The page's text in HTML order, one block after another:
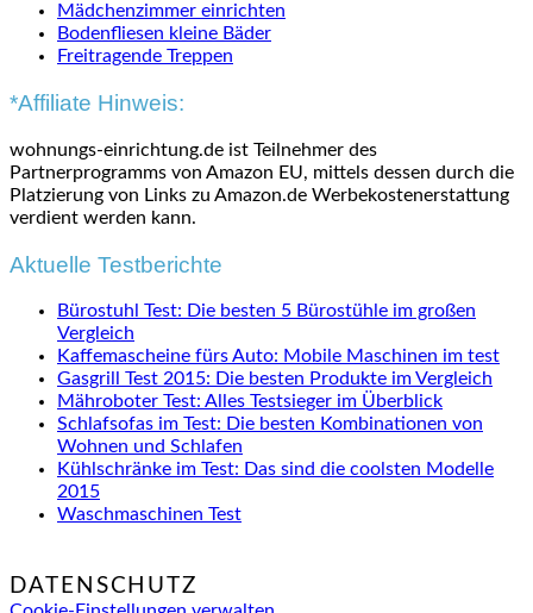
Mädchenzimmer einrichten
Bodenfliesen kleine Bäder
Freitragende Treppen
*Affiliate Hinweis:
wohnungs-einrichtung.de ist Teilnehmer des
Partnerprogramms von Amazon EU, mittels dessen durch die
Platzierung von Links zu Amazon.de Werbekostenerstattung
verdient werden kann.
Aktuelle Testberichte
Bürostuhl Test: Die besten 5 Bürostühle im großen
Vergleich
Kaffemascheine fürs Auto: Mobile Maschinen im test
Gasgrill Test 2015: Die besten Produkte im Vergleich
Mähroboter Test: Alles Testsieger im Überblick
Schlafsofas im Test: Die besten Kombinationen von
Wohnen und Schlafen
Kühlschränke im Test: Das sind die coolsten Modelle
2015
Waschmaschinen Test
DATENSCHUTZ